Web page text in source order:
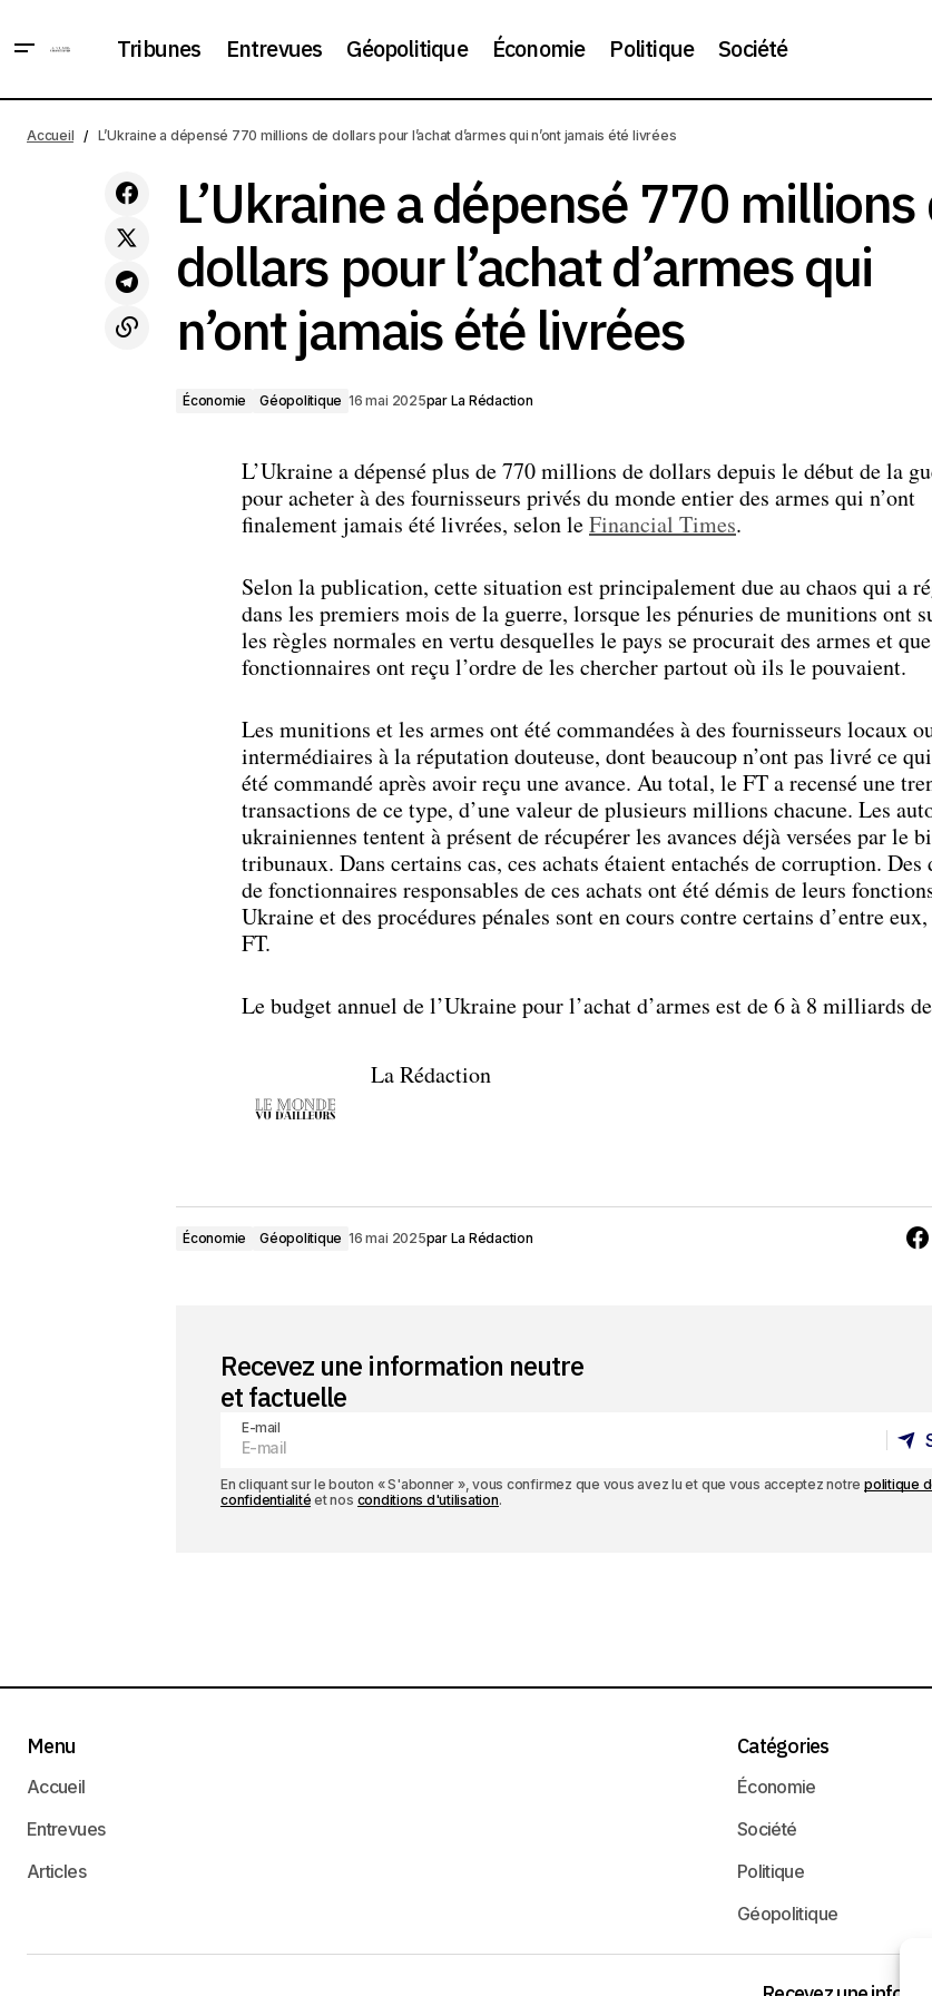
Tribunes Entrevues Géopolitique Économie Politique Société
Russie sont les premiers depuis 2022.
Que sait-on à ce sujet ?
Géopolitique
jamais été livrées
Accueil L’Ukraine a dépensé 770 millions de dollars pour l’achat d’armes qui n’ont jamais été livrées
L’Ukraine a dépensé 770 millions
dollars pour l’achat d’armes qui
n’ont jamais été livrées
Économie Géopolitique 16 mai 2025par La Rédaction
L’Ukraine a dépensé plus de 770 millions de dollars depuis le début de la
pour acheter à des fournisseurs privés du monde entier des armes qui n’ont
finalement jamais été livrées, selon leFinancial Times.
Selon la publication, cette situation est principalement due au chaos qui a
dans les premiers mois de la guerre, lorsque les pénuries de munitions ont
les règles normales en vertu desquelles le pays se procurait des armes et
fonctionnaires ont reçu l’ordre de les chercher partout où ils le pouvaient.
Les munitions et les armes ont été commandées à des fournisseurs locaux
intermédiaires à la réputation douteuse, dont beaucoup n’ont pas livré ce
été commandé après avoir reçu une avance. Au total, le FT a recensé une
transactions de ce type, d’une valeur de plusieurs millions chacune. Les
ukrainiennes tentent à présent de récupérer les avances déjà versées par le
tribunaux. Dans certains cas, ces achats étaient entachés de corruption. Des
de fonctionnaires responsables de ces achats ont été démis de leurs
Ukraine et des procédures pénales sont en cours contre certains d’entre
FT.
Le budget annuel de l’Ukraine pour l’achat d’armes est de 6 à 8 milliards
La Rédaction
Économie Géopolitique 16 mai 2025par La Rédaction
Recevez une information neutre
et factuelle
E-mail
En cliquant sur le bouton « S'abonner », vous confirmez que vous avez lu et que vous acceptez notrepolitique
confidentialité et nos conditions d'utilisation.
Menu
Accueil
Entrevues
Articles
Catégories
Économie
Société
Politique
Géopolitique